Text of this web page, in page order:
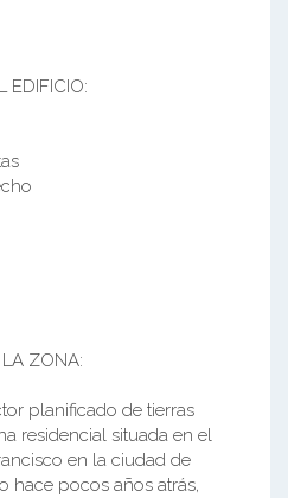
EDIFICIO:
ZONA:
planificado de tierras
residencial situada en el
en la ciudad de
hace pocos años atrás,